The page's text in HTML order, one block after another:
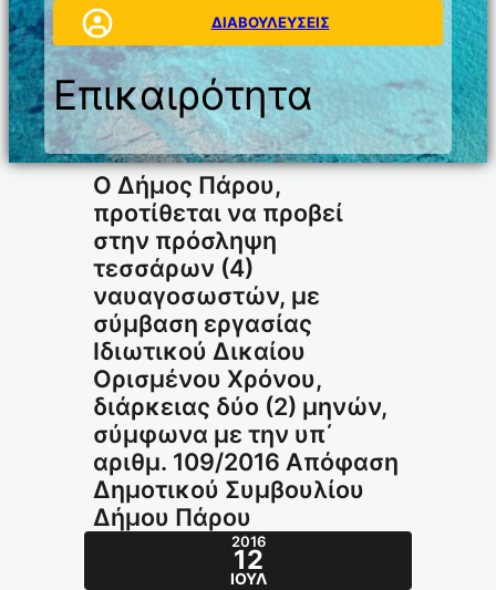
ΔΙΑΒΟΥΛΕΥΣΕΙΣ
Επικαιρότητα
Ο Δήμος Πάρου,
προτίθεται να προβεί
στην πρόσληψη
τεσσάρων (4)
ναυαγοσωστών, με
σύμβαση εργασίας
Ιδιωτικού Δικαίου
Ορισμένου Χρόνου,
διάρκειας δύο (2) μηνών,
σύμφωνα με την υπ΄
αριθμ. 109/2016 Απόφαση
Δημοτικού Συμβουλίου
Δήμου Πάρου
2016
12
ΙΟΎΛ